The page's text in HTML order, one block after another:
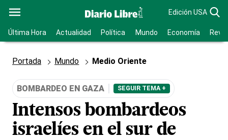
Edición USA
Última Hora Actualidad Política Mundo Economía
Portada Mundo Medio Oriente
BOMBARDEO EN GAZA SEGUIR TEMA +
Intensos bombardeos
israelíes en el sur de